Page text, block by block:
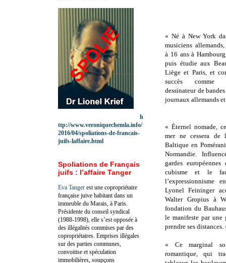
« Né à New York
musiciens
à 16 ans à
puis étudie aux
Liège et Paris, et
succès comme
dessinateur de
journaux allemands
« Éternel nomade,
mer ne cessera
Baltique en
Normandie.
gardes
cubisme et le
l’expressionnisme
Lyonel Feininger
Walter Gropius à
fondation du
le manifeste par une
prendre ses distances.
« Ce marginal
romantique, qui
h
ttp://www.veroniquechemla.info/
2016/04/spoliations-de-francais-
juifs-laffaire.html
Spoliations de Français
juifs : l’affaire Tanger
Eva Tanger est une copropriétaire
française juive habitant dans un
immeuble du Marais, à Paris.
Présidente du conseil syndical
(1988-1998), elle s’est opposée à
des illégalités commises par des
copropriétaires. Emprises illégales
sur des parties communes,
convoitise et spéculation
immobilières, soupçons